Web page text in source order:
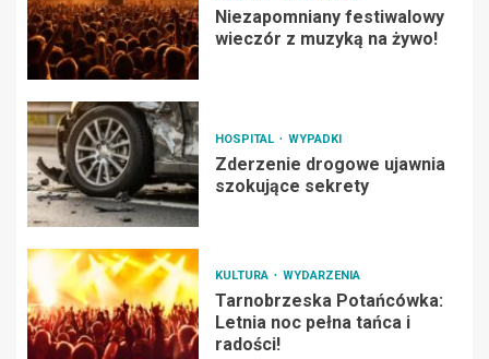
Niezapomniany festiwalowy
wieczór z muzyką na żywo!
HOSPITAL WYPADKI
Zderzenie drogowe ujawnia
szokujące sekrety
KULTURA WYDARZENIA
Tarnobrzeska Potańcówka:
Letnia noc pełna tańca i
radości!